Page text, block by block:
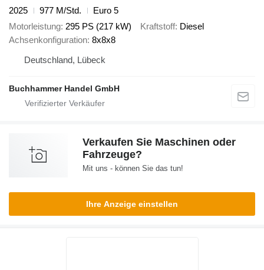
2025
977 M/Std.
Euro 5
Motorleistung 295 PS (217 kW) Kraftstoff Diesel
Achsenkonfiguration 8x8x8
Deutschland, Lübeck
Buchhammer Handel GmbH
Verkaufen Sie Maschinen oder
Fahrzeuge?
Mit uns - können Sie das tun!
Ihre Anzeige einstellen